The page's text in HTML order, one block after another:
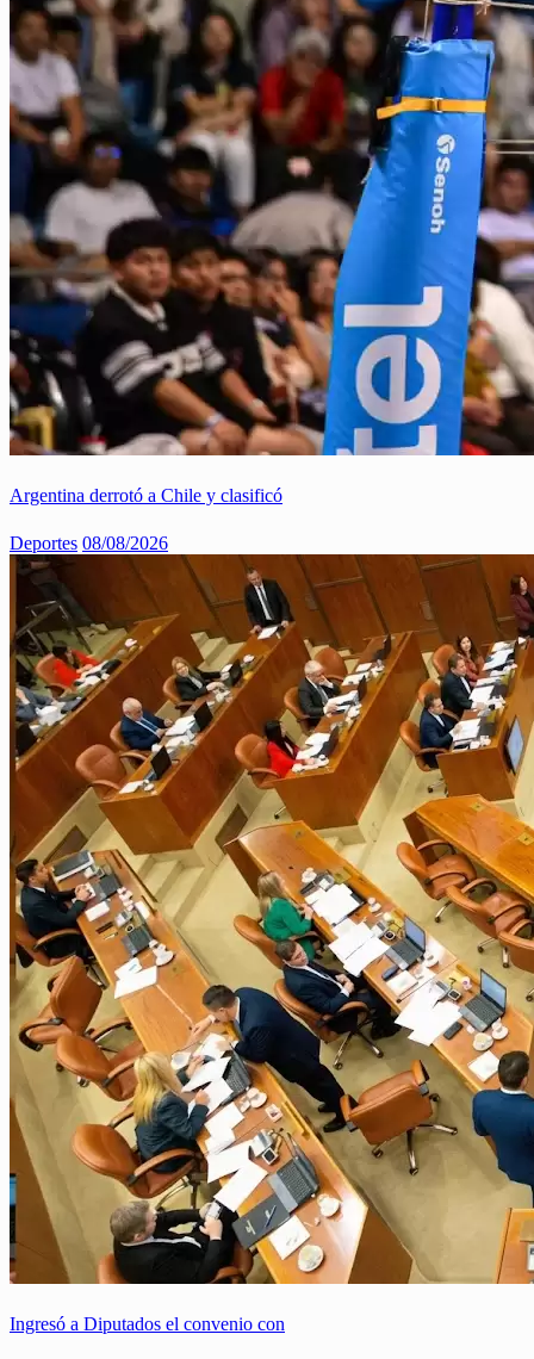
Argentina derrotó a Chile y clasificó
Deportes 08/08/2026
Ingresó a Diputados el convenio con